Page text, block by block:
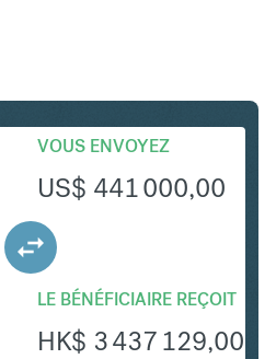
VOUS ENVOYEZ
US$ 441 000,00
LE BÉNÉFICIAIRE REÇOIT
HK$ 3 437 129,00